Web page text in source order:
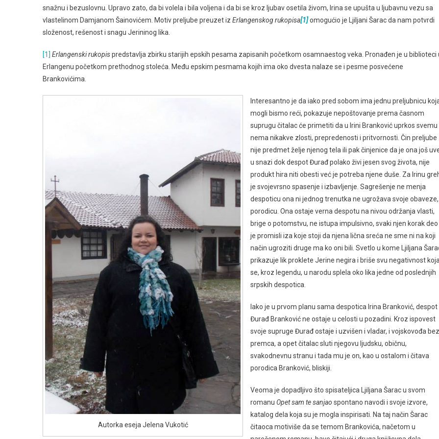
snažnu i bezuslovnu. Upravo zato, da bi volela i bila voljena i da bi se kroz ljubav osetila živom, Irina se upušta u ljubavnu vezu sa
vlastelinom Damjanom Šainovićem. Motiv preljube preuzet iz Erlangenskog rukopisa[1]omogućio je Ljiljani Šarac da nam potvrdi
složenost, rešenost i snagu Jerininog lika.
[1] Erlangenski rukopispredstavlja zbirku starijih epskih pesama zapisanih početkom osamnaestog veka. Pronađen je u biblioteci
Erlangenu početkom prethodnog stoleća. Među epskim pesmama kojih ima oko dvesta nalaze se i pesme posvećene
Brankovićima.
Autorka eseja Jelena Vukotić
Interesantno je da iako pred sobom ima jednu preljubnicu
mogli bismo reći, pokazuje nepoštovanje prema časnom
suprugu čitalac će primetiti da u Irini Branković uprkos svemu
nema nikakve zlosti, prepredenosti i pritvornosti. Čin preljube
nije predmet želje njenog tela ili pak činjenice da je ona još
u snazi dok despot Đurađ polako živi jesen svog života, nije
produkt hira niti obesti već je potreba njene duše. Za Irinu
je svojevrsno spasenje i izbavljenje. Sagrešenje ne menja
despoticu ona ni jednog trenutka ne ugrožava svoje obaveze,
porodicu. Ona ostaje verna despotu na nivou održanja vlasti,
brige o potomstvu, ne istupa impulsivno, svaki njen korak deo
je promisli iza koje stoji da njena lična sreća ne sme ni na koji
način ugroziti druge ma ko oni bili. Svetlo u kome Ljiljana
prikazuje lik proklete Jerine negira i briše svu negativnost koja
se, kroz legendu, u narodu splela oko lika jedne od poslednjih
srpskih despotica.
Iako je u prvom planu sama despotica Irina Branković, despot
Đurađ Branković ne ostaje u celosti u pozadini. Kroz ispovest
svoje supruge Đurađ ostaje i uzvišen i vladar, i vojskovođa bez
premca, a opet čitalac sluti njegovu ljudsku, običnu,
svakodnevnu stranu i tada mu je on, kao u ostalom i čitava
porodica Branković, bliskiji.
Veoma je dopadljivo što spisateljica Ljiljana Šarac u svom
romanu Opet sam te sanjao spontano navodi i svoje izvore,
katalog dela koja su je mogla inspirisati. Na taj način Šarac
čitaoca motiviše da se temom Brankovića, načetom u